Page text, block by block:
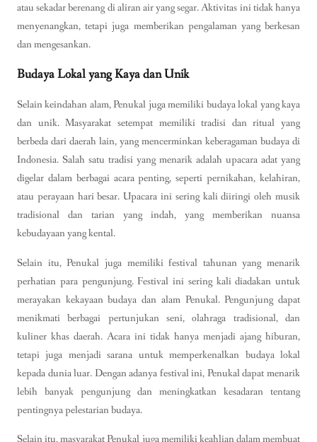
atau sekadar berenang di aliran air yang segar. Aktivitas ini tidak hanya
menyenangkan, tetapi juga memberikan pengalaman yang berkesan
dan mengesankan.
Budaya Lokal yang Kaya dan Unik
Selain keindahan alam, Penukal juga memiliki budaya lokal yang kaya
dan unik. Masyarakat setempat memiliki tradisi dan ritual yang
berbeda dari daerah lain, yang mencerminkan keberagaman budaya di
Indonesia. Salah satu tradisi yang menarik adalah upacara adat yang
digelar dalam berbagai acara penting, seperti pernikahan, kelahiran,
atau perayaan hari besar. Upacara ini sering kali diiringi oleh musik
tradisional dan tarian yang indah, yang memberikan nuansa
kebudayaan yang kental.
Selain itu, Penukal juga memiliki festival tahunan yang menarik
perhatian para pengunjung. Festival ini sering kali diadakan untuk
merayakan kekayaan budaya dan alam Penukal. Pengunjung dapat
menikmati berbagai pertunjukan seni, olahraga tradisional, dan
kuliner khas daerah. Acara ini tidak hanya menjadi ajang hiburan,
tetapi juga menjadi sarana untuk memperkenalkan budaya lokal
kepada dunia luar. Dengan adanya festival ini, Penukal dapat menarik
lebih banyak pengunjung dan meningkatkan kesadaran tentang
pentingnya pelestarian budaya.
Selain itu, masyarakat Penukal juga memiliki keahlian dalam membuat